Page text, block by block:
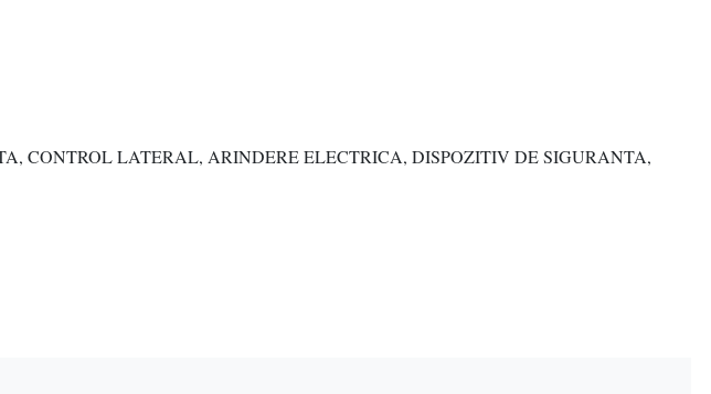
CONTROL LATERAL, ARINDERE ELECTRICA, DISPOZITIV DE SIGURANTA,